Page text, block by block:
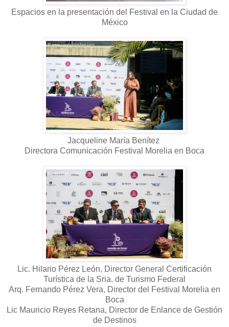
Espacios en la presentación del Festival en la Ciudad de
México
Jacqueline María Benítez
Directora Comunicación Festival Morelia en Boca
Lic. Hilario Pérez León, Director General Certificación
Turística de la Sria. de Turismo Federal
Arq. Fernando Pérez Vera, Director del Festival Morelia en
Boca
Lic Mauricio Reyes Retana, Director de Enlance de Gestión
de Destinos